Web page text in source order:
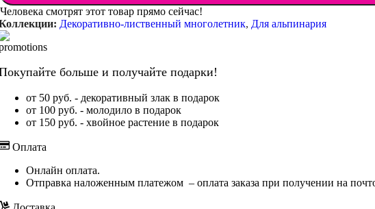
Человека смотрят этот товар прямо сейчас!
Декоративно-лиственный многолетник, Для альпинария
больше и получайте подарки!
от 50 руб. - декоративный злак в подарок
от 100 руб. - молодило в подарок
от 150 руб. - хвойное растение в подарок
Оплата
Онлайн оплата.
Отправка наложенным платежом – оплата заказа при получении на